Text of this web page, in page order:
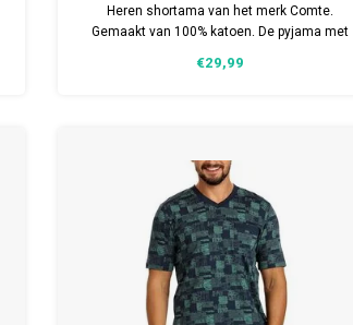
Heren shortama van het merk Comte.
Gemaakt van 100% katoen. De pyjama met
geprinte korte broek.
€29,99